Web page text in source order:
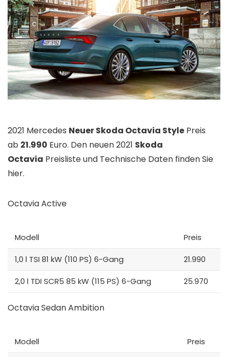
2021 Mercedes Neuer Skoda Octavia Style Preis
ab 21.990 Euro. Den neuen 2021 Skoda
Octavia Preisliste und Technische Daten finden Sie
hier.
Octavia Active
Modell Preis
1,0 l TSI 81 kW (110 PS) 6-Gang 21.990
2,0 l TDI SCR5 85 kW (115 PS) 6-Gang 25.970
Octavia Sedan Ambition
Modell Preis